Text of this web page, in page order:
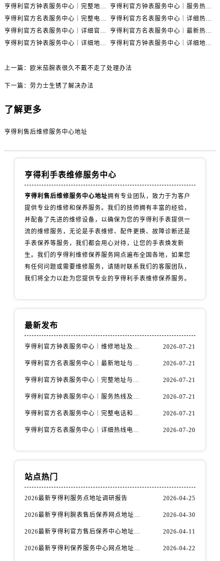
内蒙古自治区赤峰市红山区哈达街售后服务中心（需提前预约）
内蒙古自治区鄂尔多斯市东胜区伊金霍洛街售后服务中心（需提前预约）
内蒙古自治区呼伦贝尔市海拉尔区中央街售后服务中心（需提前预约）
内蒙古自治区通辽市科尔沁区明仁大街售后服务中心（需提前预约）
山西省太原市迎泽区迎泽街道解放路15号亨得利名表维修授权店3楼售后服务中心（需提前预约）
亨得利官方钟表服务中心｜完整地址与售后热线权威信息通告（2026年7月最新）
亨得利官方钟表服务中心｜服务热线及完整地址权威信息公告（2026年7月最新）
亨得利官方名表服务中心｜完整电话和维修地址权威信息声明（2026年7月最新）
亨得利官方名表服务中心｜详细热线电话及全部网点地址权威信息公示（2026年7月更新）
亨得利官方名表服务中心｜详细官方热线及维修地址权威信息通告（2026年7月更新）
亨得利官方名表服务中心｜最新热线和全部网点地址权威信息公告（2026年7月更新）
亨得利官方钟表服务中心｜详细地址和官方售后电话权威信息公示（2026年7月最新）
亨得利官方钟表服务中心｜详细地址与售后热线电话权威信息公告（2026年7月更新）
上一篇： 欧米茄腕表很久不戴不走了处理办法
下一篇： 劳力士生锈了解决办法
了解更多
亨得利售后维修服务中心地址
亨得利手表维修服务中心
亨得利售后维修服务中心地址拥有专业团队，致力于为客户
提供专业的维修和保养服务。我们的技师拥有丰富的经验，
并配备了先进的维修设备，以确保为您的亨得利手表提供一
流的维修服务，无论是手表维修、配件更换、故障诊断还是
手表保养等服务，我们都会用心对待，让您的手表焕发新
生。我们的亨得利维修保养服务网点遍布全国各地，如果您
有任何问题或需要维修服务，请随时联系我们的客服团队，
我们将全力以赴为您提供专业的亨得利手表维修保养服务。
最新发布
亨得利官方钟表服务中心｜维修地址及售后热线权威信息通知（2026年7月最新） 2026-07-21
亨得利官方名表服务中心｜最新地址与客服电话权威信息公示（2026年7月更新） 2026-07-21
亨得利官方钟表服务中心｜完整地址与售后热线权威信息通告（2026年7月最新） 2026-07-21
亨得利官方钟表服务中心｜服务热线及完整地址权威信息公告（2026年7月最新） 2026-07-21
亨得利官方名表服务中心｜完整电话和维修地址权威信息声明（2026年7月最新） 2026-07-21
亨得利官方名表服务中心｜详细热线电话及全部网点地址权威信息公示（2026年7月更新） 2026-07-20
站点热门
2026最新亨得利服务点地址调研报告 2026-04-25
2026最新亨得利腕表售后保养网点地址实地探访报告 2026-04-30
2026最新亨得利官方售后保养中心地址考察报告 2026-04-11
2026最新亨得利保养服务中心网点地址实地探访报告 2026-04-22